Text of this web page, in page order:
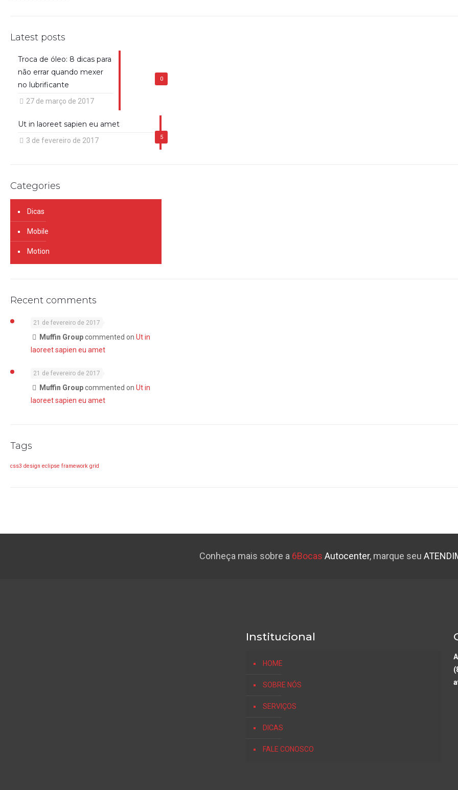
Latest posts
0
Troca de óleo: 8 dicas para
não errar quando mexer
no lubrificante
27 de março de 2017
5
Ut in laoreet sapien eu amet
3 de fevereiro de 2017
Categories
Dicas
Mobile
Motion
Recent comments
21 de fevereiro de 2017
Muffin Groupcommented on Ut in
laoreet sapien eu amet
21 de fevereiro de 2017
Muffin Groupcommented on Ut in
laoreet sapien eu amet
Tags
css3 design eclipse framework grid
Conheça mais sobre a 6Bocas Autocenter, marque seu
Institucional
HOME
SOBRE NÓS
SERVIÇOS
DICAS
FALE CONOSCO